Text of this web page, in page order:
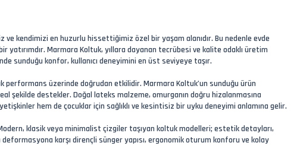
kendimizi en huzurlu hissettiğimiz özel bir yaşam alanıdır. Bu nedenle evde
yatırımdır. Marmara Koltuk, yıllara dayanan tecrübesi ve kalite odaklı üretim
sunduğu konfor, kullanıcı deneyimini en üst seviyeye taşır.
performans üzerinde doğrudan etkilidir. Marmara Koltuk’un sunduğu ürün
şekilde destekler. Doğal lateks malzeme, omurganın doğru hizalanmasına
hem de çocuklar için sağlıklı ve kesintisiz bir uyku deneyimi anlamına gelir.
klasik veya minimalist çizgiler taşıyan koltuk modelleri; estetik detayları,
deformasyona karşı dirençli sünger yapısı, ergonomik oturum konforu ve kolay